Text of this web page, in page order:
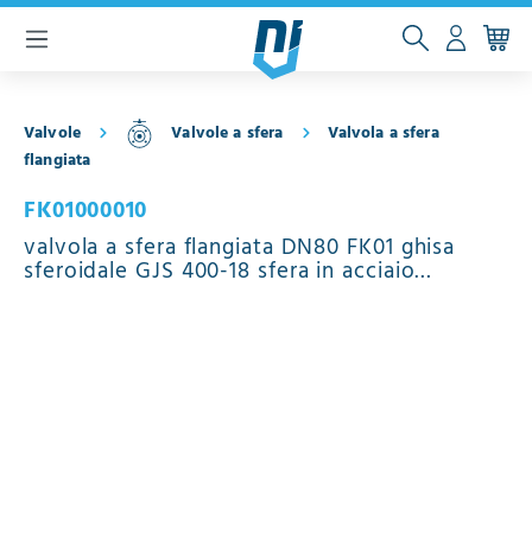
principale
Valvole Valvole a sfera
Valvola a sfera
flangiata
FK01000010
valvola a sfera flangiata DN80 FK01 ghisa
sferoidale GJS 400-18 sfera in acciaio